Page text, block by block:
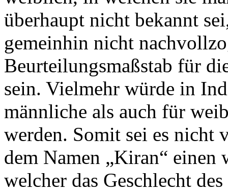
überhaupt nicht bekannt
gemeinhin nicht
Beurteilungsmaßstab für
sein. Vielmehr würde in
männliche als auch für
werden. Somit sei es nicht
dem Namen „Kiran“ einen
welcher das Geschlecht